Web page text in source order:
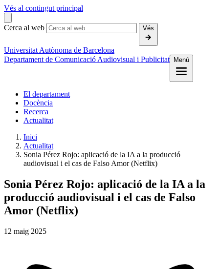
Vés al contingut principal
Cerca al web Vés
Universitat Autònoma de Barcelona
Departament de Comunicació Audiovisual i Publicitat
Menú
El departament
Docència
Recerca
Actualitat
Inici
Actualitat
Sonia Pérez Rojo: aplicació de la IA a la producció
audiovisual i el cas de Falso Amor (Netflix)
Sonia Pérez Rojo: aplicació de la IA a la
producció audiovisual i el cas de Falso
Amor (Netflix)
12 maig 2025